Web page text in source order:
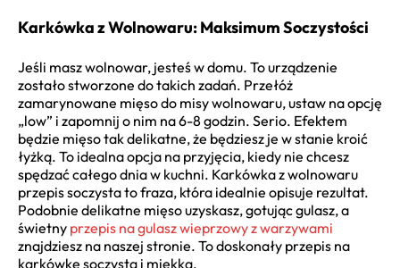
Karkówka z Wolnowaru: Maksimum Soczystości
Jeśli masz wolnowar, jesteś w domu. To urządzenie
zostało stworzone do takich zadań. Przełóż
zamarynowane mięso do misy wolnowaru, ustaw na opcję
„low” i zapomnij o nim na 6-8 godzin. Serio. Efektem
będzie mięso tak delikatne, że będziesz je w stanie kroić
łyżką. To idealna opcja na przyjęcia, kiedy nie chcesz
spędzać całego dnia w kuchni. Karkówka z wolnowaru
przepis soczysta to fraza, która idealnie opisuje rezultat.
Podobnie delikatne mięso uzyskasz, gotując gulasz, a
świetny przepis na gulasz wieprzowy z warzywami
znajdziesz na naszej stronie. To doskonały przepis na
karkówkę soczystą i miękką.